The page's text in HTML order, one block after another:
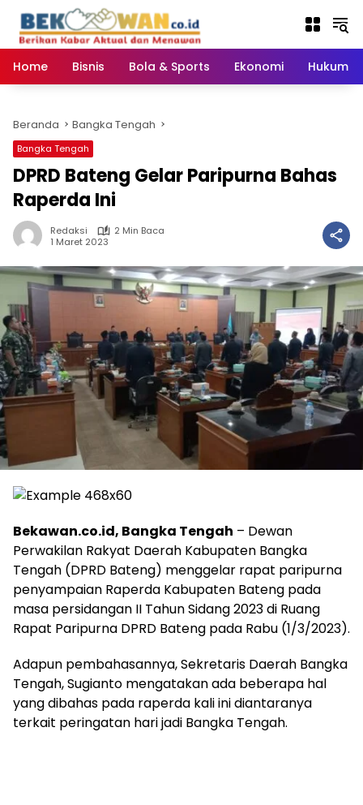
konten
Home
Bisnis Bola & Sports Ekonomi Hukum
Beranda Bangka Tengah
Bangka Tengah
DPRD Bateng Gelar Paripurna Bahas
Raperda Ini
Redaksi
2 Min Baca
1 Maret 2023
Bekawan.co.id, Bangka Tengah – Dewan
Perwakilan Rakyat Daerah Kabupaten Bangka
Tengah (DPRD Bateng) menggelar rapat paripurna
penyampaian Raperda Kabupaten Bateng pada
masa persidangan II Tahun Sidang 2023 di Ruang
Rapat Paripurna DPRD Bateng pada Rabu (1/3/2023).
Adapun pembahasannya, Sekretaris Daerah Bangka
Tengah, Sugianto mengatakan ada beberapa hal
yang dibahas pada raperda kali ini diantaranya
terkait peringatan hari jadi Bangka Tengah.